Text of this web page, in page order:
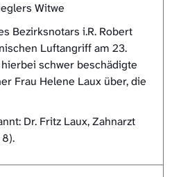
Witwe
Bezirksnotars i.R. Robert
Luftangriff am 23.
schwer beschädigte
Frau Helene Laux über, die
Dr. Fritz Laux, Zahnarzt